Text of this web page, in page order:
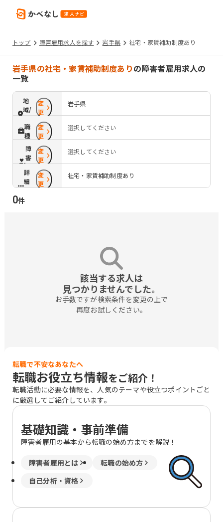
トップ 障害雇用求人を探す 岩手県 社宅・家賃補助制度あり
岩手県の社宅・家賃補助制度ありの障害者雇用求人の
一覧
地
域/
路
線
変
更
岩手県
職
種
変
更
選択してください
障
害
配
慮
変
更
選択してください
詳
細
条
件
変
更
社宅・家賃補助制度あり
0件
該当する求人は
見つかりませんでした。
お手数ですが検索条件を変更の上で
再度お試しください。
転職で不安なあなたへ
転職お役立ち情報をご紹介！
転職活動に必要な情報を、人気のテーマや役立つポイントごと
に厳選してご紹介しています。
基礎知識・事前準備
障害者雇用の基本から転職の始め方までを解説！
障害者雇用とは
転職の始め方
自己分析・資格